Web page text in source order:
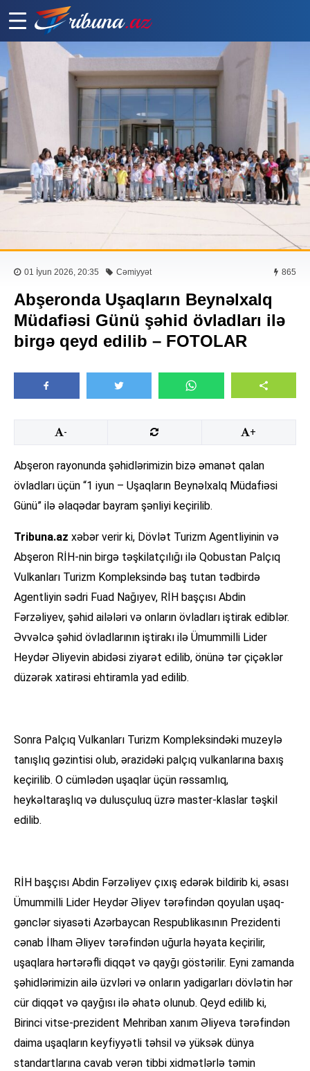
01 İyun 2026, 20:35 Cəmiyyət 865
Abşeronda Uşaqların Beynəlxalq
Müdafiəsi Günü şəhid övladları ilə
birgə qeyd edilib – FOTOLAR
- +
Abşeron rayonunda şəhidlərimizin bizə əmanət qalan
övladları üçün “1 iyun – Uşaqların Beynəlxalq Müdafiəsi
Günü” ilə əlaqədar bayram şənliyi keçirilib.
Tribuna.az xəbər verir ki, Dövlət Turizm Agentliyinin və
Abşeron RİH-nin birgə təşkilatçılığı ilə Qobustan Palçıq
Vulkanları Turizm Kompleksində baş tutan tədbirdə
Agentliyin sədri Fuad Nağıyev, RİH başçısı Abdin
Fərzəliyev, şəhid ailələri və onların övladları iştirak ediblər.
Əvvəlcə şəhid övladlarının iştirakı ilə Ümummilli Lider
Heydər Əliyevin abidəsi ziyarət edilib, önünə tər çiçəklər
düzərək xatirəsi ehtiramla yad edilib.
Sonra Palçıq Vulkanları Turizm Kompleksindəki muzeylə
tanışlıq gəzintisi olub, ərazidəki palçıq vulkanlarına baxış
keçirilib. O cümlədən uşaqlar üçün rəssamlıq,
heykəltaraşlıq və dulusçuluq üzrə master-klaslar təşkil
edilib.
RİH başçısı Abdin Fərzəliyev çıxış edərək bildirib ki, əsası
Ümummilli Lider Heydər Əliyev tərəfindən qoyulan uşaq-
gənclər siyasəti Azərbaycan Respublikasının Prezidenti
cənab İlham Əliyev tərəfindən uğurla həyata keçirilir,
uşaqlara hərtərəfli diqqət və qayğı göstərilir. Eyni zamanda
şəhidlərimizin ailə üzvləri və onların yadigarları dövlətin hər
cür diqqət və qayğısı ilə əhatə olunub. Qeyd edilib ki,
Birinci vitse-prezident Mehriban xanım Əliyeva tərəfindən
daima uşaqların keyfiyyətli təhsil və yüksək dünya
standartlarına cavab verən tibbi xidmətlərlə təmin